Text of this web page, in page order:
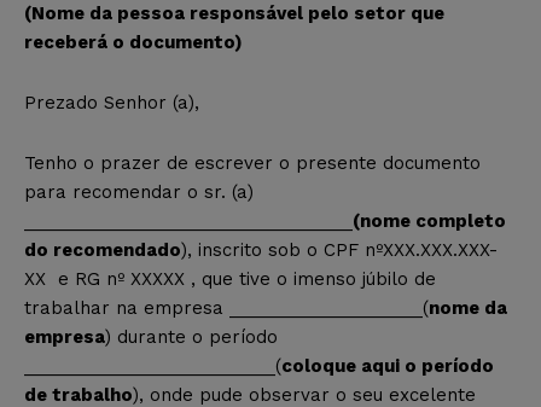
(Nome da pessoa responsável pelo setor que
receberá o documento)
Prezado Senhor (a),
Tenho o prazer de escrever o presente documento
para recomendar o sr. (a)
(nome completo
do recomendado), inscrito sob o CPF nºXXX.XXX.XXX-
XX e RG nº XXXXX , que tive o imenso júbilo de
trabalhar na empresa ____________________(nome da
empresa) durante o período
__________________________(coloque aqui o período
de trabalho), onde pude observar o seu excelente